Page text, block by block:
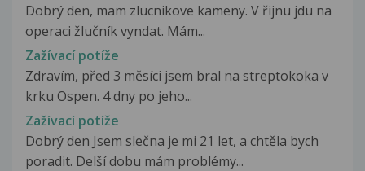
Dobrý den, mam zlucnikove kameny. V řijnu jdu na
operaci žlučník vyndat. Mám...
Zažívací potíže
Zdravím, před 3 měsíci jsem bral na streptokoka v
krku Ospen. 4 dny po jeho...
Zažívací potíže
Dobrý den Jsem slečna je mi 21 let, a chtěla bych
poradit. Delší dobu mám problémy...